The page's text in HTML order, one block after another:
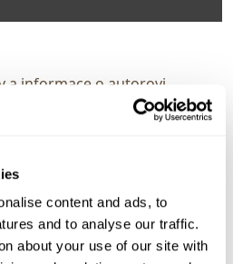
content and ads, to
and to analyse our traffic.
about your use of our site with
a informace o autorovi
Pirkenhammer
servis "Elka"